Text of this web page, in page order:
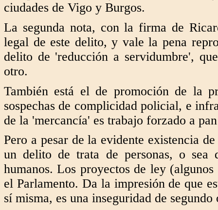
ciudades de Vigo y Burgos.
La segunda nota, con la firma de
legal de este delito, y vale la pena
delito de 'reducción a servidumbre',
otro.
También está el de promoción de la
sospechas de complicidad policial, e
de la 'mercancía' es trabajo forzado a
Pero a pesar de la evidente existencia
un delito de trata de personas, o sea
humanos. Los proyectos de ley
el Parlamento. Da la impresión de que
sí misma, es una inseguridad de segundo